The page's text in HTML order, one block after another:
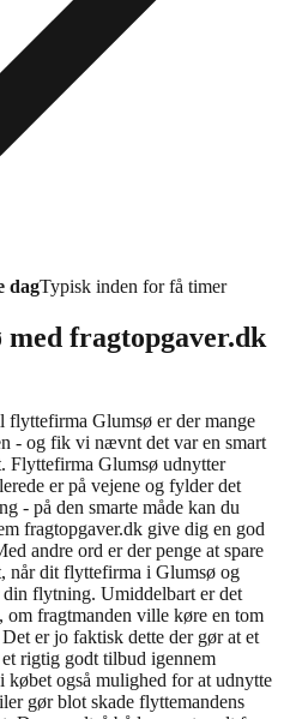
dagTypisk inden for få timer
fragtopgaver.dk
flyttefirma Glumsø er der mange
- og fik vi nævnt det var en smart
Flyttefirma Glumsø udnytter
er på vejene og fylder det
- på den smarte måde kan du
fragtopgaver.dk give dig en god
andre ord er der penge at spare
når dit flyttefirma i Glumsø og
flytning. Umiddelbart er det
fragtmanden ville køre en tom
er jo faktisk dette der gør at et
rigtig godt tilbud igennem
også mulighed for at udnytte
gør blot skade flyttemandens